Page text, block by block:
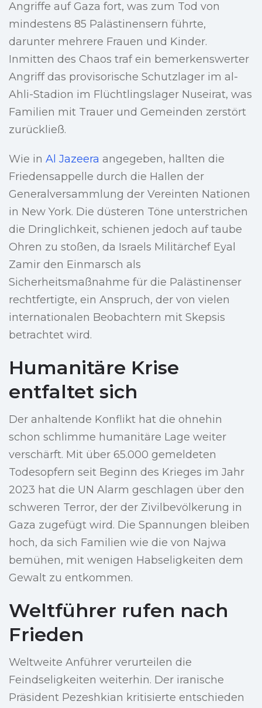
Angriffe auf Gaza fort, was zum Tod von
mindestens 85 Palästinensern führte,
darunter mehrere Frauen und Kinder.
Inmitten des Chaos traf ein bemerkenswerter
Angriff das provisorische Schutzlager im al-
Ahli-Stadion im Flüchtlingslager Nuseirat, was
Familien mit Trauer und Gemeinden zerstört
zurückließ.
Wie in Al Jazeera angegeben, hallten die
Friedensappelle durch die Hallen der
Generalversammlung der Vereinten Nationen
in New York. Die düsteren Töne unterstrichen
die Dringlichkeit, schienen jedoch auf taube
Ohren zu stoßen, da Israels Militärchef Eyal
Zamir den Einmarsch als
Sicherheitsmaßnahme für die Palästinenser
rechtfertigte, ein Anspruch, der von vielen
internationalen Beobachtern mit Skepsis
betrachtet wird.
Humanitäre Krise
entfaltet sich
Der anhaltende Konflikt hat die ohnehin
schon schlimme humanitäre Lage weiter
verschärft. Mit über 65.000 gemeldeten
Todesopfern seit Beginn des Krieges im Jahr
2023 hat die UN Alarm geschlagen über den
schweren Terror, der der Zivilbevölkerung in
Gaza zugefügt wird. Die Spannungen bleiben
hoch, da sich Familien wie die von Najwa
bemühen, mit wenigen Habseligkeiten dem
Gewalt zu entkommen.
Weltführer rufen nach
Frieden
Weltweite Anführer verurteilen die
Feindseligkeiten weiterhin. Der iranische
Präsident Pezeshkian kritisierte entschieden